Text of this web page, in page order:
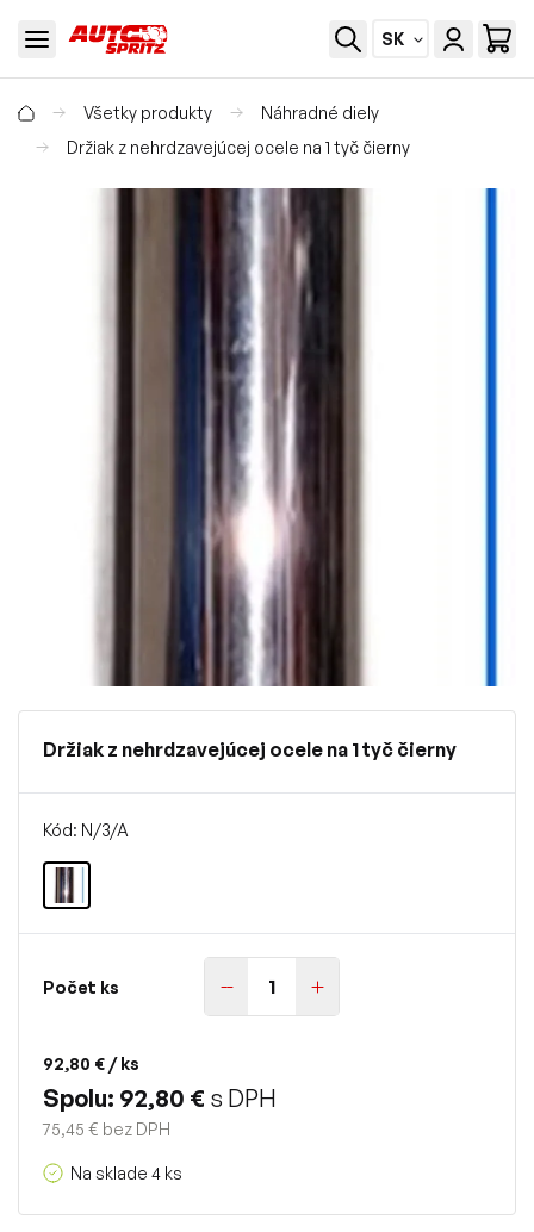
SK
Všetky produkty
Náhradné diely
Držiak z nehrdzavejúcej ocele na 1 tyč čierny
Držiak z nehrdzavejúcej ocele na 1 tyč čierny
Kód: N/3/A
Počet ks
92,80 € / ks
Spolu: 92,80 € s DPH
75,45 € bez DPH
Na sklade 4 ks